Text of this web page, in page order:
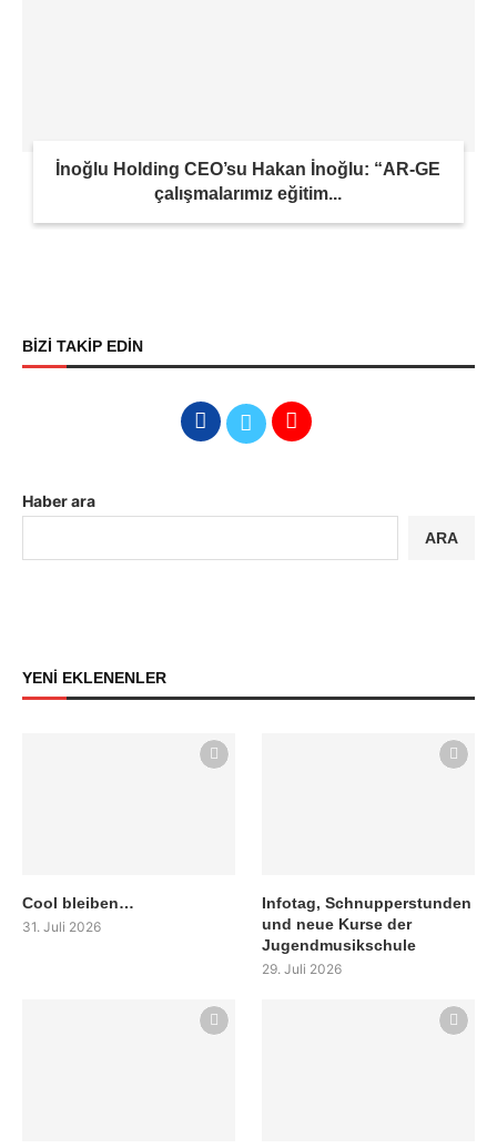
İnoğlu Holding CEO’su Hakan İnoğlu: “AR-GE
çalışmalarımız eğitim...
BİZİ TAKİP EDİN
Haber ara
ARA
YENİ EKLENENLER
Cool bleiben…
31. Juli 2026
Infotag, Schnupperstunden
und neue Kurse der
Jugendmusikschule
29. Juli 2026